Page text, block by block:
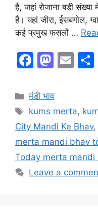
है, जहां रोजाना बड़ी
हैं। यहां जीरा, ईसबगोल,
कई प्रमुख फसलों …
F
c
e
b
o
o
k
M
st
o
d
o
n
E
l
Categories
मंडी भाव
Tags
kums merta,
City Mandi Ke Bhav,
merta mandi bhav
Today merta mandi
Leave a